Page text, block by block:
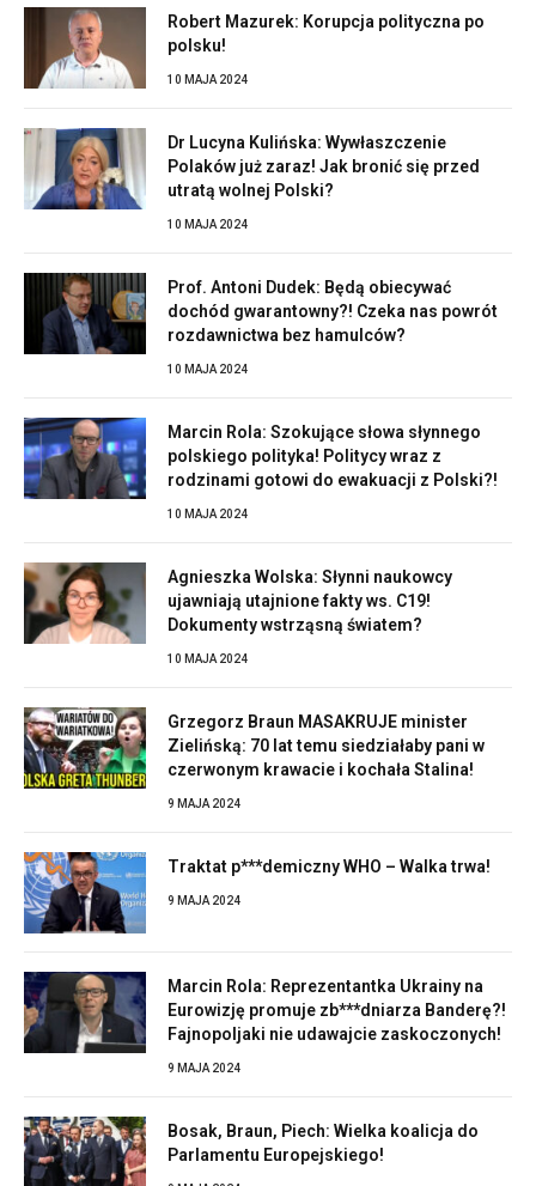
Robert Mazurek: Korupcja polityczna po
polsku!
10 MAJA 2024
Dr Lucyna Kulińska: Wywłaszczenie
Polaków już zaraz! Jak bronić się przed
utratą wolnej Polski?
10 MAJA 2024
Prof. Antoni Dudek: Będą obiecywać
dochód gwarantowny?! Czeka nas powrót
rozdawnictwa bez hamulców?
10 MAJA 2024
Marcin Rola: Szokujące słowa słynnego
polskiego polityka! Politycy wraz z
rodzinami gotowi do ewakuacji z Polski?!
10 MAJA 2024
Agnieszka Wolska: Słynni naukowcy
ujawniają utajnione fakty ws. C19!
Dokumenty wstrząsną światem?
10 MAJA 2024
Grzegorz Braun MASAKRUJE minister
Zielińską: 70 lat temu siedziałaby pani w
czerwonym krawacie i kochała Stalina!
9 MAJA 2024
Traktat p***demiczny WHO – Walka trwa!
9 MAJA 2024
Marcin Rola: Reprezentantka Ukrainy na
Eurowizję promuje zb***dniarza Banderę?!
Fajnopoljaki nie udawajcie zaskoczonych!
9 MAJA 2024
Bosak, Braun, Piech: Wielka koalicja do
Parlamentu Europejskiego!